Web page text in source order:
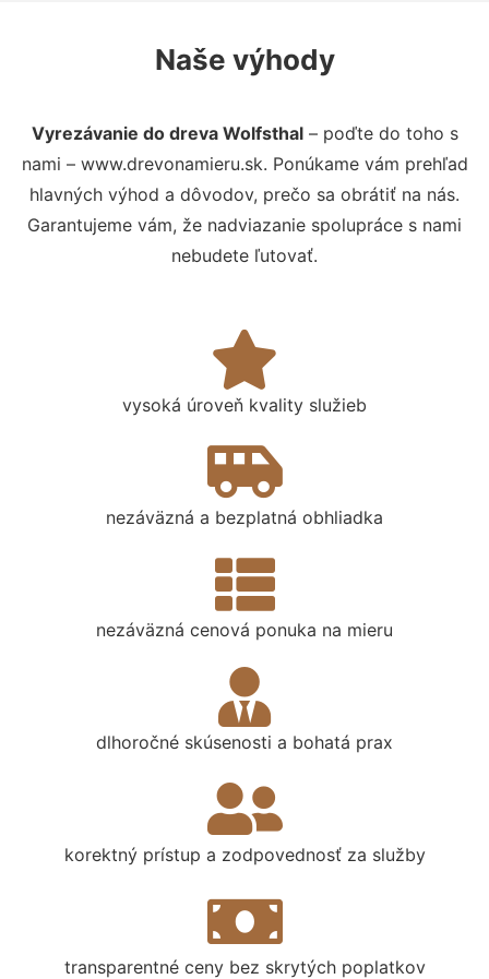
Naše výhody
Vyrezávanie do dreva Wolfsthal– poďte do toho s
nami – www.drevonamieru.sk. Ponúkame vám prehľad
hlavných výhod a dôvodov, prečo sa obrátiť na nás.
Garantujeme vám, že nadviazanie spolupráce s nami
nebudete ľutovať.
vysoká úroveň kvality služieb
nezáväzná a bezplatná obhliadka
nezáväzná cenová ponuka na mieru
dlhoročné skúsenosti a bohatá prax
korektný prístup a zodpovednosť za služby
transparentné ceny bez skrytých poplatkov